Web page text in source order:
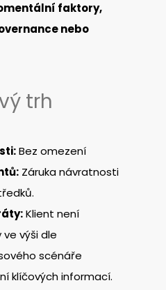
faktory,
nebo
trh
Bez omezení
Záruka návratnosti
Klient není
výši dle
scénáře
klíčových informací.